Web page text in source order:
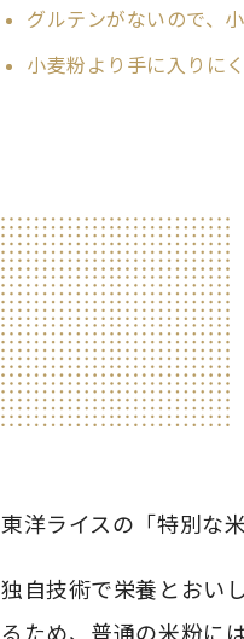
グルテンがないので、
小麦粉より手に入りにく
東洋ライスの「特別な
独自技術で栄養とおい
るため、普通の米粉に